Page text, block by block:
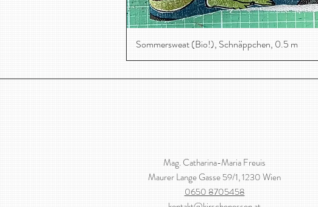
Sommersweat (Bio!), Schnäppchen, 0.5 m
Mag. Catharina-Maria Freuis
Maurer Lange Gasse 59/1, 1230 Wien
0650 8705458